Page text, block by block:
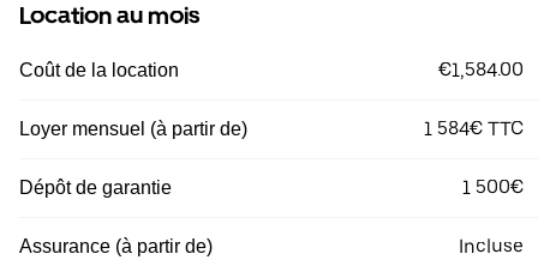
Location au mois
Coût de la location €1,584.00
Loyer mensuel (à partir de) 1 584€ TTC
Dépôt de garantie 1 500€
Assurance (à partir de) Incluse